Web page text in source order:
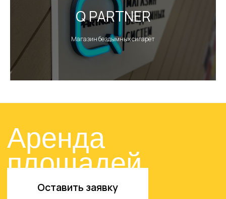
Q PARTNER
Магазин бездымных сигарет
Рекламные
возможности
© 2024-2025. ТРЦ «ЖАР-
ПТИЦА»